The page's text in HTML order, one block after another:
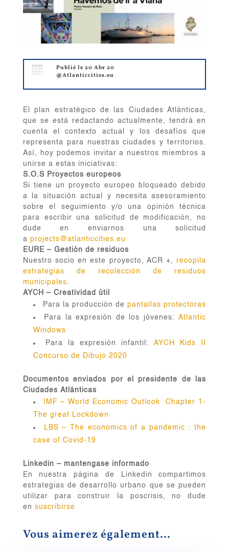

Publié le 20 Abr 20
@Atlanticcities.eu
El plan estratégico de las Ciudades Atlánticas,
que se está redactando actualmente, tendrá en
cuenta el contexto actual y los desafíos que
representa para nuestras ciudades y territorios.
Así, hoy podemos invitar a nuestros miembros a
unirse a estas iniciativas:
S.O.S Proyectos europeos
Si tiene un proyecto europeo bloqueado debido
a la situación actual y necesita asesoramiento
sobre el seguimiento y/o una opinión técnica
para escribir una solicitud de modificación, no
dude en enviarnos una solicitud
a projects@atlanticcities.eu
EURE – Gestión de residuos
Nuestro socio en este proyecto, ACR +, recopila
estrategias de recolección de residuos
municipales.
AYCH – Creatividad útil
Para la producción de pantallas protectoras
Para la expresión de los jóvenes:Atlantic
Windows
Para la expresión infantil:AYCH Kids II
Concurso de Dibujo 2020
Documentos enviados por el presidente de las
Ciudades Atlánticas
IMF – World Economic Outlook Chapter 1-
The great Lockdown
LBS – The economics of a pandemic : the
case of Covid-19
Linkedin – mantengase informado
En nuestra página de Linkedin compartimos
estrategias de desarrollo urbano que se pueden
utilizar para construir la poscrisis, no dude
en suscribirse
Vous aimerez également…